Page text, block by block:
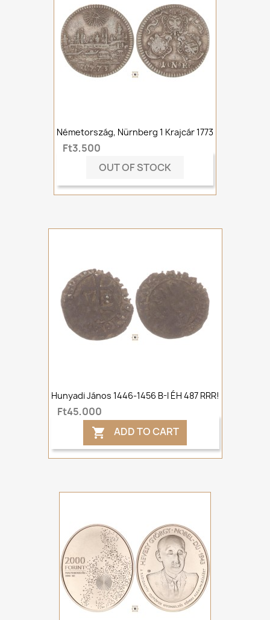
Németország, Nürnberg 1 Krajcár 1773
Ft3,500
OUT OF STOCK
Hunyadi János 1446-1456 B-I ÉH 487 RRR!
Ft45,000
 ADD TO CART